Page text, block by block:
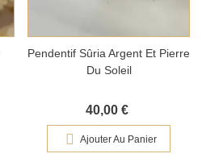
Pendentif Sûria Argent Et Pierre
Du Soleil
40,00 €
Ajouter Au Panier